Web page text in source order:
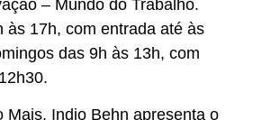
– Mundo do Trabalho.
às 17h, com entrada até às
das 9h às 13h, com
Mais, Indio Behn apresenta o